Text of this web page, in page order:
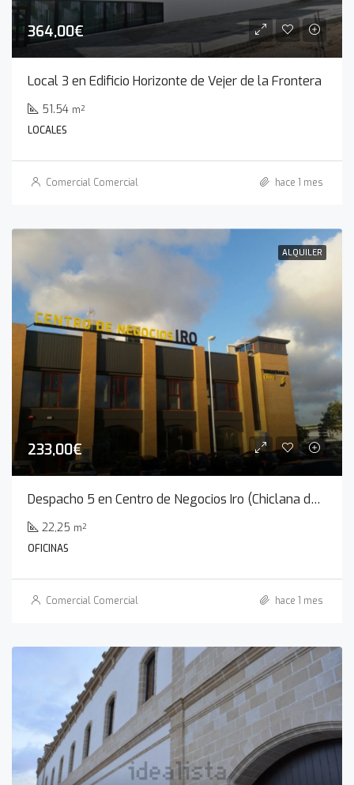
364,00€
Local 3 en Edificio Horizonte de Vejer de la Frontera
51.54 m²
LOCALES
Comercial Comercial hace 1 mes
ALQUILER
233,00€
Despacho 5 en Centro de Negocios Iro (Chiclana de la Frontera)
22,25 m²
OFICINAS
Comercial Comercial hace 1 mes